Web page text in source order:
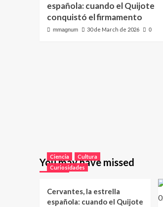
española: cuando el Quijote
conquistó el firmamento
mmagnum 30 de March de 2026 0
You may have missed
Ciencia
Cultura
Curiosidades
Cervantes, la estrella
española: cuando el Quijote